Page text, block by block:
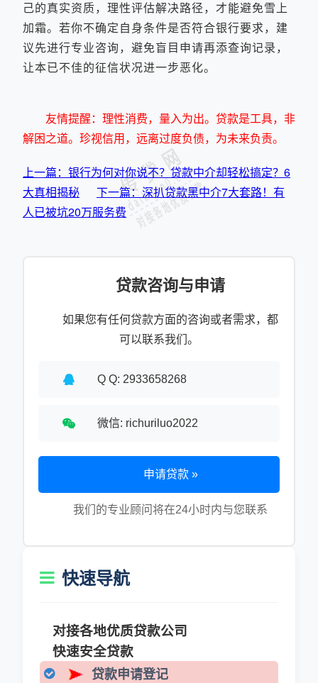
己的真实资质，理性评估解决路径，才能避免雪上
加霜。若你不确定自身条件是否符合银行要求，建
议先进行专业咨询，避免盲目申请再添查询记录，
让本已不佳的征信状况进一步恶化。
友情提醒：理性消费，量入为出。贷款是工具，非
解困之道。珍视信用，远离过度负债，为未来负责。
上一篇：银行为何对你说不？贷款中介却轻松搞定？6
大真相揭秘
下一篇：深扒贷款黑中介7大套路！有
人已被坑20万服务费
贷款咨询与申请
如果您有任何贷款方面的咨询或者需求，都
可以联系我们。
Q Q: 2933658268
微信: richuriluo2022
申请贷款 »
我们的专业顾问将在24小时内与您联系
快速导航
对接各地优质贷款公司
快速安全贷款
贷款申请登记